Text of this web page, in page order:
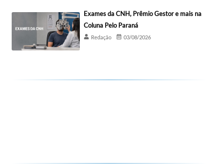
Exames da CNH, Prêmio Gestor e mais na
Coluna Pelo Paraná
Redação 03/08/2026